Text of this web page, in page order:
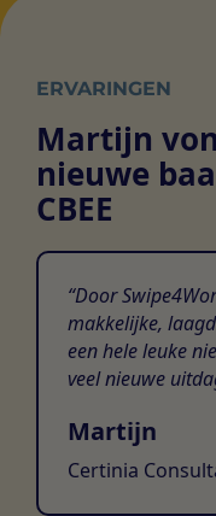
ERVARINGEN
Martijn
nieuwe
CBEE
Door
makkelijke,
een hele leuke
veel nieuwe
Martijn
Certinia